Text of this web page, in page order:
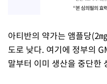
아티반의 약가는 앰플당(2
도로 낮다. 여기에 정부의
말부터 이미 생산을 중단한